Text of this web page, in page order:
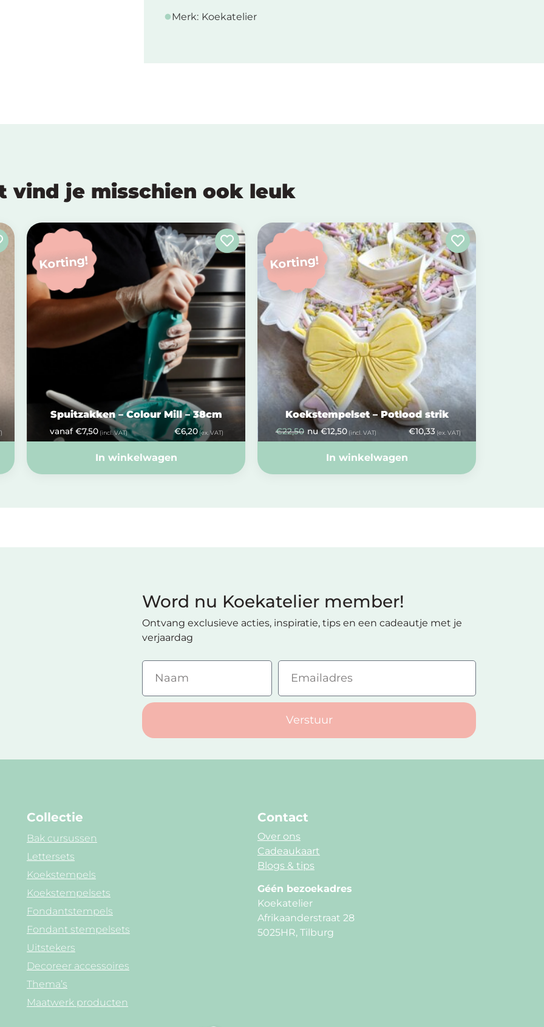
Merk: Koekatelier
vind je misschien ook leuk
Korting!
Spuitzakken – Colour Mill – 38cm
vanaf €7,50(incl. VAT) €6,20(ex. VAT)
In winkelwagen
Korting!
Koekstempelset – Potlood strik
€22,50 nu €12,50(incl. VAT) €10,33 (ex. VAT)
In winkelwagen
Word nu Koekatelier member!
Ontvang exclusieve acties, inspiratie, tips en een cadeautje met je
verjaardag
Verstuur
Collectie
Bak cursussen
Lettersets
Koekstempels
Koekstempelsets
Fondantstempels
Fondant stempelsets
Uitstekers
Decoreer accessoires
Thema’s
Maatwerk producten
Contact
Over ons
Cadeaukaart
Blogs & tips
Géén bezoekadres
Koekatelier
Afrikaanderstraat 28
5025HR, Tilburg